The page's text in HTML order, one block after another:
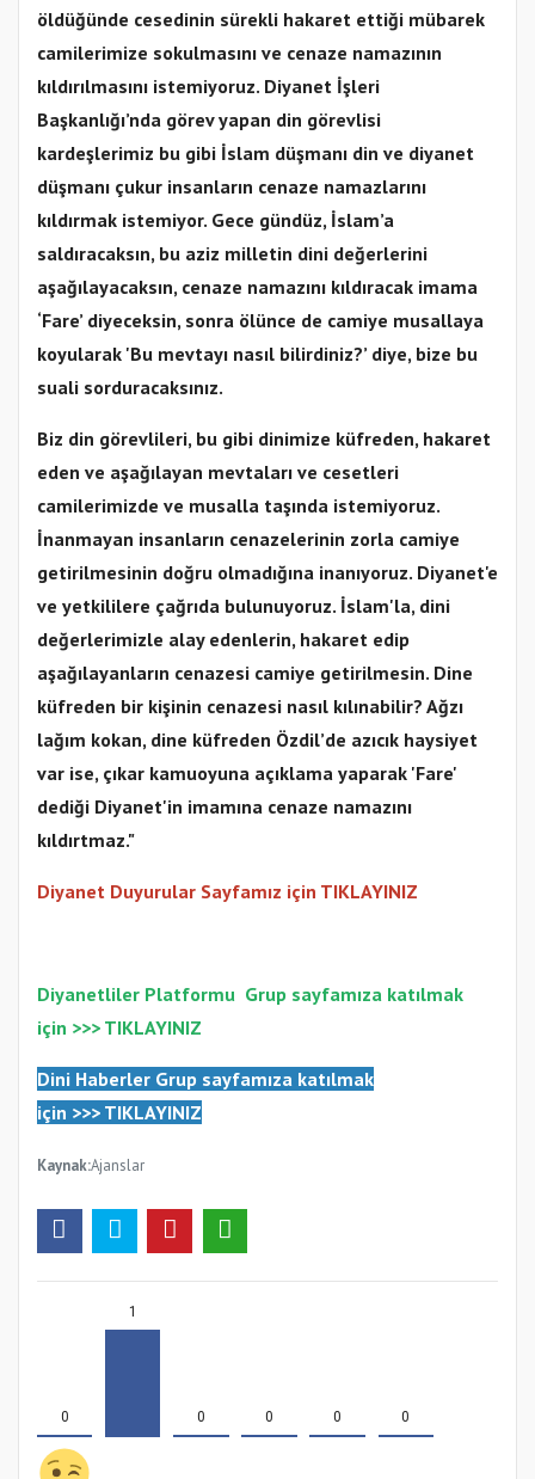
öldüğünde cesedinin sürekli hakaret ettiği mübarek
camilerimize sokulmasını ve cenaze namazının
kıldırılmasını istemiyoruz. Diyanet İşleri
Başkanlığı’nda görev yapan din görevlisi
kardeşlerimiz bu gibi İslam düşmanı din ve diyanet
düşmanı çukur insanların cenaze namazlarını
kıldırmak istemiyor. Gece gündüz, İslam’a
saldıracaksın, bu aziz milletin dini değerlerini
aşağılayacaksın, cenaze namazını kıldıracak imama
‘Fare’ diyeceksin, sonra ölünce de camiye musallaya
koyularak 'Bu mevtayı nasıl bilirdiniz?’ diye, bize bu
suali sorduracaksınız.
Biz din görevlileri, bu gibi dinimize küfreden, hakaret
eden ve aşağılayan mevtaları ve cesetleri
camilerimizde ve musalla taşında istemiyoruz.
İnanmayan insanların cenazelerinin zorla camiye
getirilmesinin doğru olmadığına inanıyoruz. Diyanet'e
ve yetkililere çağrıda bulunuyoruz. İslam'la, dini
değerlerimizle alay edenlerin, hakaret edip
aşağılayanların cenazesi camiye getirilmesin. Dine
küfreden bir kişinin cenazesi nasıl kılınabilir? Ağzı
lağım kokan, dine küfreden Özdil’de azıcık haysiyet
var ise, çıkar kamuoyuna açıklama yaparak 'Fare'
dediği Diyanet'in imamına cenaze namazını
kıldırtmaz."
Diyanet Duyurular Sayfamız için TIKLAYINIZ
Diyanetliler Platformu Grup sayfamıza katılmak
için >>> TIKLAYINIZ
Dini Haberler Grup sayfamıza katılmak
için >>> TIKLAYINIZ
Kaynak:Ajanslar
0
1
0 0 0 0